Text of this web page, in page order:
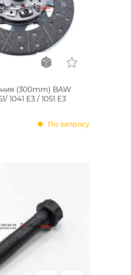
(300mm) BAW
1041 E3 / 1051 E3
По запросу